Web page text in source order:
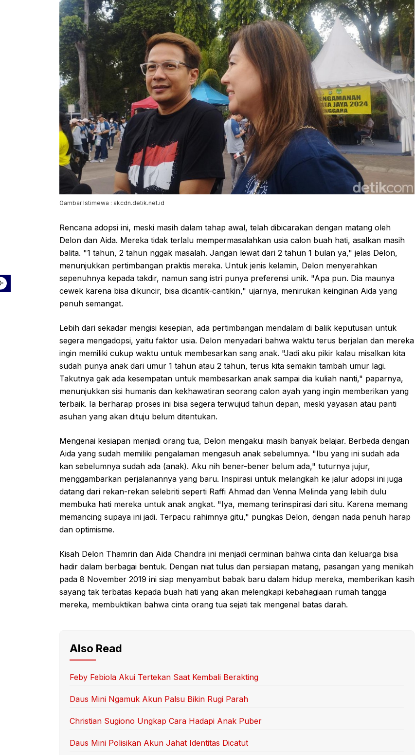
Gambar Istimewa : akcdn.detik.net.id
Rencana adopsi ini, meski masih dalam tahap awal, telah dibicarakan dengan matang oleh
Delon dan Aida. Mereka tidak terlalu mempermasalahkan usia calon buah hati, asalkan masih
balita. "1 tahun, 2 tahun nggak masalah. Jangan lewat dari 2 tahun 1 bulan ya," jelas Delon,
menunjukkan pertimbangan praktis mereka. Untuk jenis kelamin, Delon menyerahkan
sepenuhnya kepada takdir, namun sang istri punya preferensi unik. "Apa pun. Dia maunya
cewek karena bisa dikuncir, bisa dicantik-cantikin," ujarnya, menirukan keinginan Aida yang
penuh semangat.
Lebih dari sekadar mengisi kesepian, ada pertimbangan mendalam di balik keputusan untuk
segera mengadopsi, yaitu faktor usia. Delon menyadari bahwa waktu terus berjalan dan mereka
ingin memiliki cukup waktu untuk membesarkan sang anak. "Jadi aku pikir kalau misalkan kita
sudah punya anak dari umur 1 tahun atau 2 tahun, terus kita semakin tambah umur lagi.
Takutnya gak ada kesempatan untuk membesarkan anak sampai dia kuliah nanti," paparnya,
menunjukkan sisi humanis dan kekhawatiran seorang calon ayah yang ingin memberikan yang
terbaik. Ia berharap proses ini bisa segera terwujud tahun depan, meski yayasan atau panti
asuhan yang akan dituju belum ditentukan.
Mengenai kesiapan menjadi orang tua, Delon mengakui masih banyak belajar. Berbeda dengan
Aida yang sudah memiliki pengalaman mengasuh anak sebelumnya. "Ibu yang ini sudah ada
kan sebelumnya sudah ada (anak). Aku nih bener-bener belum ada," tuturnya jujur,
menggambarkan perjalanannya yang baru. Inspirasi untuk melangkah ke jalur adopsi ini juga
datang dari rekan-rekan selebriti seperti Raffi Ahmad dan Venna Melinda yang lebih dulu
membuka hati mereka untuk anak angkat. "Iya, memang terinspirasi dari situ. Karena memang
memancing supaya ini jadi. Terpacu rahimnya gitu," pungkas Delon, dengan nada penuh harap
dan optimisme.
Kisah Delon Thamrin dan Aida Chandra ini menjadi cerminan bahwa cinta dan keluarga bisa
hadir dalam berbagai bentuk. Dengan niat tulus dan persiapan matang, pasangan yang menikah
pada 8 November 2019 ini siap menyambut babak baru dalam hidup mereka, memberikan kasih
sayang tak terbatas kepada buah hati yang akan melengkapi kebahagiaan rumah tangga
mereka, membuktikan bahwa cinta orang tua sejati tak mengenal batas darah.
Also Read
Feby Febiola Akui Tertekan Saat Kembali Berakting
Daus Mini Ngamuk Akun Palsu Bikin Rugi Parah
Christian Sugiono Ungkap Cara Hadapi Anak Puber
Daus Mini Polisikan Akun Jahat Identitas Dicatut